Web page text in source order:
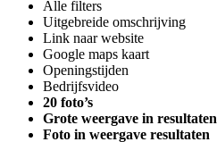
Alle filters
Uitgebreide omschrijving
Link naar website
Google maps kaart
Openingstijden
Bedrijfsvideo
20 foto’s
Grote weergave in resultaten
Foto in weergave resultaten